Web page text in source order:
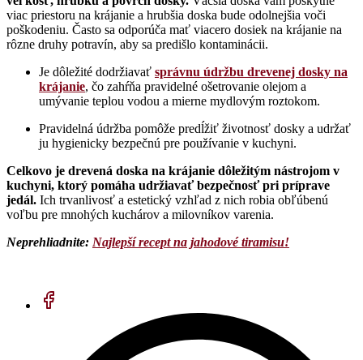
viac priestoru na krájanie a hrubšia doska bude odolnejšia voči
poškodeniu. Často sa odporúča mať viacero dosiek na krájanie na
rôzne druhy potravín, aby sa predišlo kontaminácii.
Je dôležité dodržiavať správnu údržbu drevenej dosky na
krájanie, čo zahŕňa pravidelné ošetrovanie olejom a
umývanie teplou vodou a mierne mydlovým roztokom.
Pravidelná údržba pomôže predĺžiť životnosť dosky a udržať
ju hygienicky bezpečnú pre používanie v kuchyni.
Celkovo je drevená doska na krájanie dôležitým nástrojom v
kuchyni, ktorý pomáha udržiavať bezpečnosť pri príprave
jedál. Ich trvanlivosť a estetický vzhľad z nich robia obľúbenú
voľbu pre mnohých kuchárov a milovníkov varenia.
Neprehliadnite: Najlepší recept na jahodové tiramisu!